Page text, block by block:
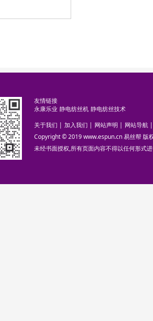
友情链接
永康乐业 静电纺丝机 静电纺丝技术
关于我们 | 加入我们 | 网站声明 | 网站导航 |
Copyright © 2019 www.espun.cn 易丝帮 版
未经书面授权,所有页面内容不得以任何形式